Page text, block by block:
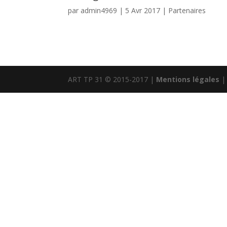
par admin4969 | 5 Avr 2017 | Partenaires
ART TP 31 © 2015-2017 | Mentions légales |